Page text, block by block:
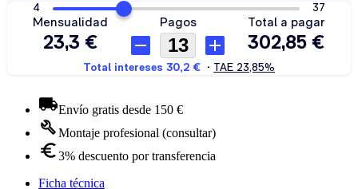
Envío gratis desde 150 €
Montaje profesional (consultar)
3% descuento por transferencia
Ficha técnica